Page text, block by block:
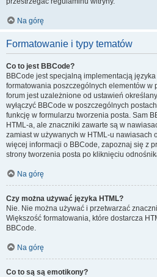
Na górę
Formatowanie i typy tematów
Co to jest BBCode?
BBCode jest specjalną implementacją
formatowania poszczególnych elementów w
forum jest uzależnione od ustawień
wyłączyć BBCode w poszczególnych
funkcję w formularzu tworzenia posta. Sam
HTML-a, ale znaczniki zawarte są w
zamiast w używanych w HTML-u nawiasach
więcej informacji o BBCode, zapoznaj się z
strony tworzenia posta po kliknięciu
Na górę
Czy można używać języka HTML?
Nie. Nie można używać i przetwarzać
Większość formatowania, które dostarcza
BBCode.
Na górę
Co to są są emotikony?